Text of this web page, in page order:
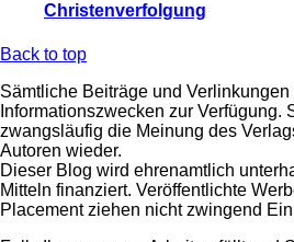
Christenverfolgung
Back to top
Sämtliche Beiträge und
Informationszwecken zur Verfügung.
zwangsläufig die Meinung des
Autoren wieder.
Dieser Blog wird ehrenamtlich
Mitteln finanziert. Veröffentlichte
Placement ziehen nicht zwingend